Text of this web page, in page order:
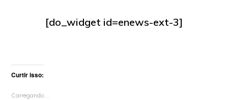
[do_widget id=enews-ext-3]
Curtir isso:
Carregando...